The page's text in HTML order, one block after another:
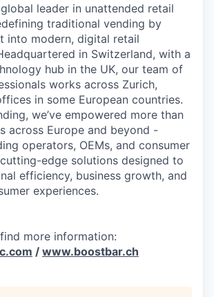
leader in unattended retail
traditional vending by
into modern, digital retail
in Switzerland, with a
hub in the UK, our team of
works across Zurich,
in some European countries.
we’ve empowered more than
across Europe and beyond -
operators, OEMs, and consumer
edge solutions designed to
efficiency, business growth, and
experiences.
more information:
/ www.boostbar.ch